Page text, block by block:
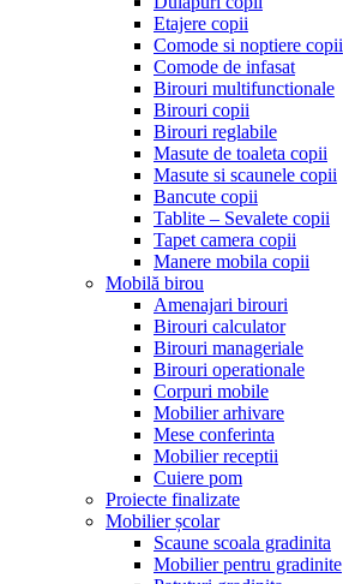
Etajere copii
Comode si noptiere copii
Comode de infasat
Birouri multifunctionale
Birouri copii
Birouri reglabile
Masute de toaleta copii
Masute si scaunele copii
Bancute copii
Tablite – Sevalete copii
Tapet camera copii
Manere mobila copii
Mobilă birou
Amenajari birouri
Birouri calculator
Birouri manageriale
Birouri operationale
Corpuri mobile
Mobilier arhivare
Mese conferinta
Mobilier receptii
Cuiere pom
Proiecte finalizate
Mobilier școlar
Scaune scoala gradinita
Mobilier pentru gradinite